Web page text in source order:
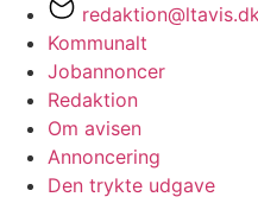
redaktion@ltavis.dk
Kommunalt
Jobannoncer
Redaktion
Om avisen
Annoncering
Den trykte udgave